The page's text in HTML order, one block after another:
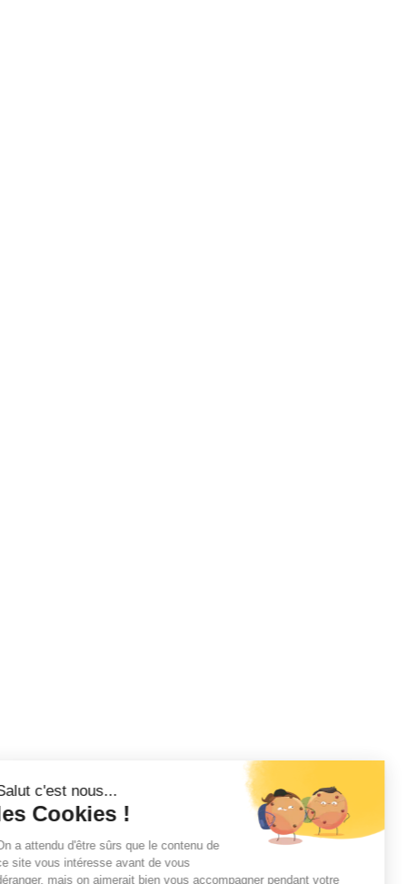
Salut c'est nous...
les Cookies !
On a attendu d'être sûrs que le contenu de
ce site vous intéresse avant de vous
déranger, mais on aimerait bien vous accompagner pendant votre